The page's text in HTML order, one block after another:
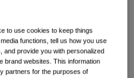
testiamo,
per portare soluzioni reali
nelle mani di tutto il
i nostri scienziati
to use cookies to keep things
functions, tell us how you use
and provide you with personalized
brand websites. This information
partners for the purposes of